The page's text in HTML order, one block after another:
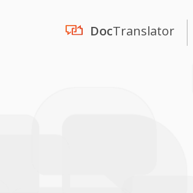
DocTranslator